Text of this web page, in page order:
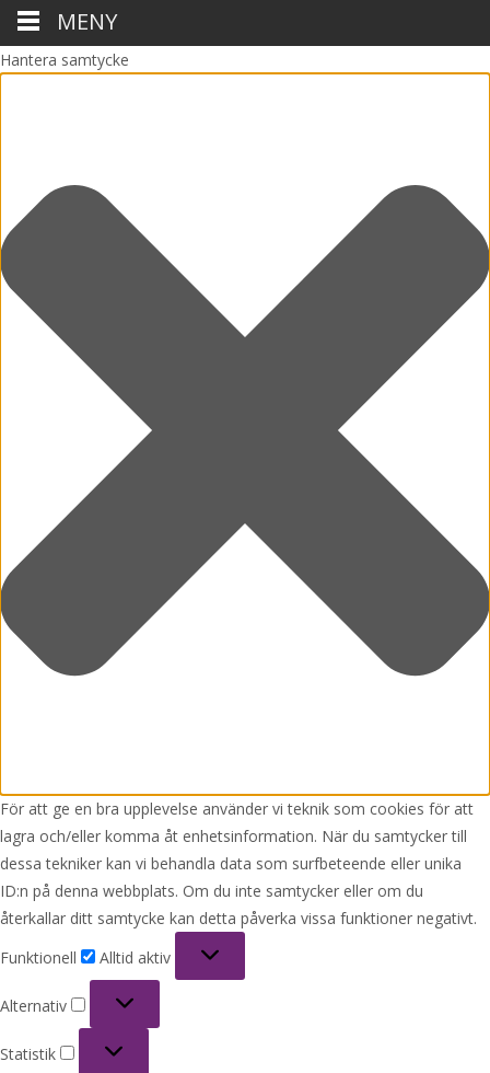
Hantera samtycke
För att ge en bra upplevelse använder vi teknik som cookies för att
lagra och/eller komma åt enhetsinformation. När du samtycker till
dessa tekniker kan vi behandla data som surfbeteende eller unika
ID:n på denna webbplats. Om du inte samtycker eller om du
återkallar ditt samtycke kan detta påverka vissa funktioner negativt.
Funktionell
Alltid aktiv
Alternativ
Statistik
MENY